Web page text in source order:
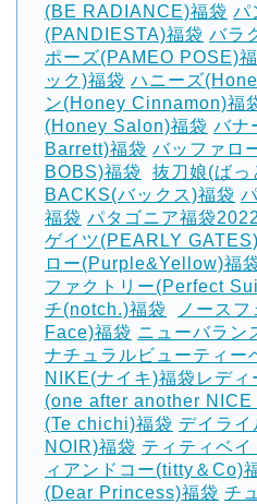
(BE RADIANCE)福袋 パ
(PANDIESTA)福袋 バラ
ポーズ(PAMEO POSE)
ック)福袋 ハニーズ
ン(Honey Cinnamon)福
(Honey Salon)福袋 バナ
Barrett)福袋 バッファロ
BOBS)福袋
抜刀娘(ばっ
BACKS(バックス)福袋
福袋 パタゴニア福袋
ゲイツ(PEARLY
ロー(Purple&Yellow)福
ファクトリー(Perfect
チ(notch.)福袋
ノース
Face)福袋 ニューバラン
ナチュラルビューティー
NIKE(ナイキ)福袋レディ
(one after another NICE
(Te chichi)福袋 デイラ
NOIR)福袋 ティティベ
ィアンドコー(titty＆Co)
(Dear Princess)福袋 チ